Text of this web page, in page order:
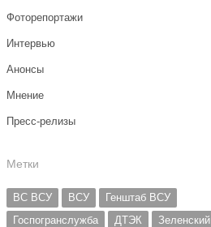
Фоторепортажи
Интервью
Анонсы
Мнение
Пресс-релизы
Метки
ВС ВСУ ВСУ
Генштаб ВСУ
Госпогранслужба
ДТЭК Зеленский